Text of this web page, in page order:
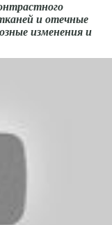
и отечные
изменения и